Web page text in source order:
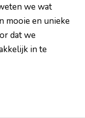
we wat
mooie en unieke
dat we
in te